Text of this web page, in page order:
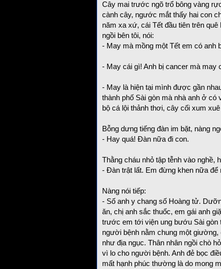
Cây mai trước ngõ trổ bông vàng
cành cây, ngước mắt thấy hai con
năm xa xứ, cái Tết đầu tiên trên
ngồi bên tôi, nói:
- May mà mồng một Tết em có anh
- May cái gì! Anh bị cancer mà may
- May là hiện tại mình được gần
thành phố Sài gòn mà nhà anh ở
bộ cá lội thảnh thơi, cây cối xum
Bỗng dưng tiếng đàn im bặt, nàng
- Hay quá! Đàn nữa đi con.
Thằng cháu nhỏ tập tễnh vào nghề,
- Đàn trật lất. Em đừng khen nữa để
Nàng nói tiếp:
- Số anh y chang số Hoàng tử.
ăn, chị anh sắc thuốc, em gái anh
trước em tới viện ung bướu Sài gòn
người bệnh nằm chung một
như địa ngục. Thân nhân ngồi chò
vì lo cho người bệnh. Anh đẻ bọc
mất hạnh phúc thường là do mong